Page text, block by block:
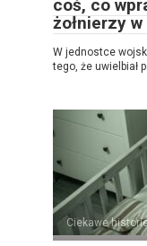
coś, co
żołnierzy
W jednostce
tego, że uwielbiał
Ciekawe